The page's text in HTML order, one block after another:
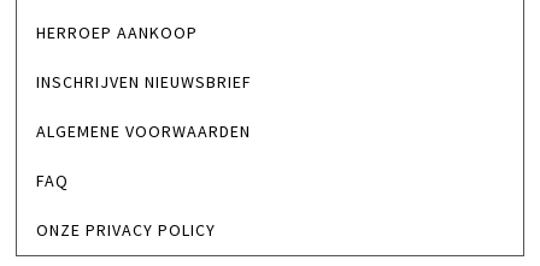
HERROEP AANKOOP
INSCHRIJVEN NIEUWSBRIEF
ALGEMENE VOORWAARDEN
FAQ
ONZE PRIVACY POLICY